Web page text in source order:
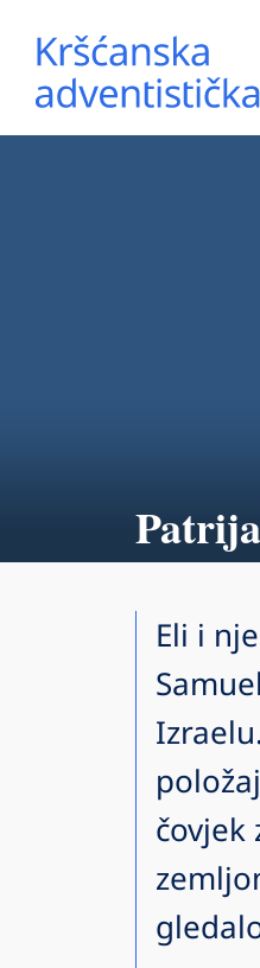
Eli i
čovjek